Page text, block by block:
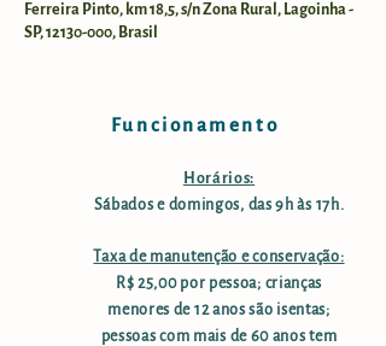
Ferreira Pinto, km 18,5, s/n Zona Rural, Lagoinha -
SP, 12130-000, Brasil
Funcionamento
Horários:
Sábados e domingos, das 9h às 17h.
Taxa de manutenção e conservação:
R$ 25,00 por pessoa; crianças
menores de 12 anos são isentas;
pessoas com mais de 60 anos tem